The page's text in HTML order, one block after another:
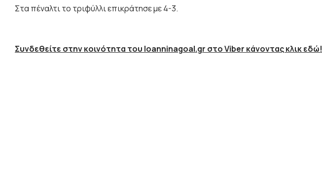
Στα πέναλτι το τριφύλλι επικράτησε με 4-3.
Συνδεθείτε στην κοινότητα του Ioanninagoal.gr στο Viber κάνοντας κλικ εδώ!